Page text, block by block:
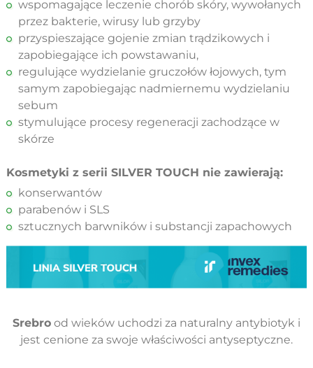
wspomagające leczenie chorób skóry, wywołanych
przez bakterie, wirusy lub grzyby
przyspieszające gojenie zmian trądzikowych i
zapobiegające ich powstawaniu,
regulujące wydzielanie gruczołów łojowych, tym
samym zapobiegając nadmiernemu wydzielaniu
sebum
stymulujące procesy regeneracji zachodzące w
skórze
Kosmetyki z serii SILVER TOUCH nie zawierają:
konserwantów
parabenów i SLS
sztucznych barwników i substancji zapachowych
Srebro od wieków uchodzi za naturalny antybiotyk i
jest cenione za swoje właściwości antyseptyczne.